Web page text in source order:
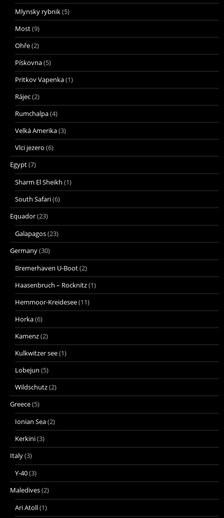
Mlynsky rybnik(5)
Most(9)
Ohře(2)
Pískovna(5)
Pritkov Vapenka(1)
Rájec(2)
Rumchalpa(4)
Velká Amerika(3)
Vlci jezero (6)
Egypt(7)
Sharm El Sheikh (1)
South Safari(6)
Equador(23)
Galapagos(23)
Germany(30)
Bremerhaven U-Boot(2)
Haasenbruch – Rocknitz(1)
Hemmoor-Kreidesee(11)
Horka(6)
Kamenz(2)
Kulkwitzer see(1)
Lobejun (5)
Wildschutz(2)
Greece(5)
Ionian Sea(2)
Kerkini(3)
Italy(3)
Y-40(3)
Maledives(2)
Ari Atoll(1)